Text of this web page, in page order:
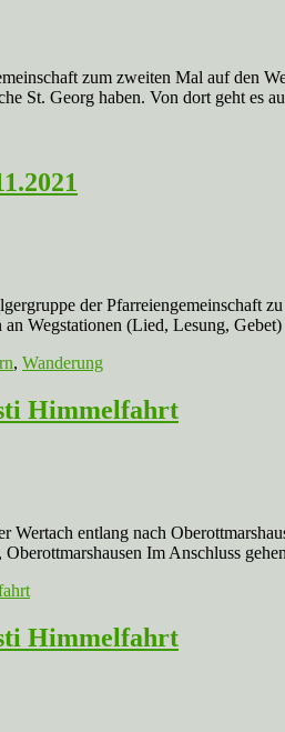
zum zweiten Mal auf den
St. Georg haben. Von dort geht es
der Pfarreiengemeinschaft
Wegstationen (Lied, Lesung,
, Wanderung
Himmelfahrt
Wertach entlang nach
Im Anschluss
Himmelfahrt